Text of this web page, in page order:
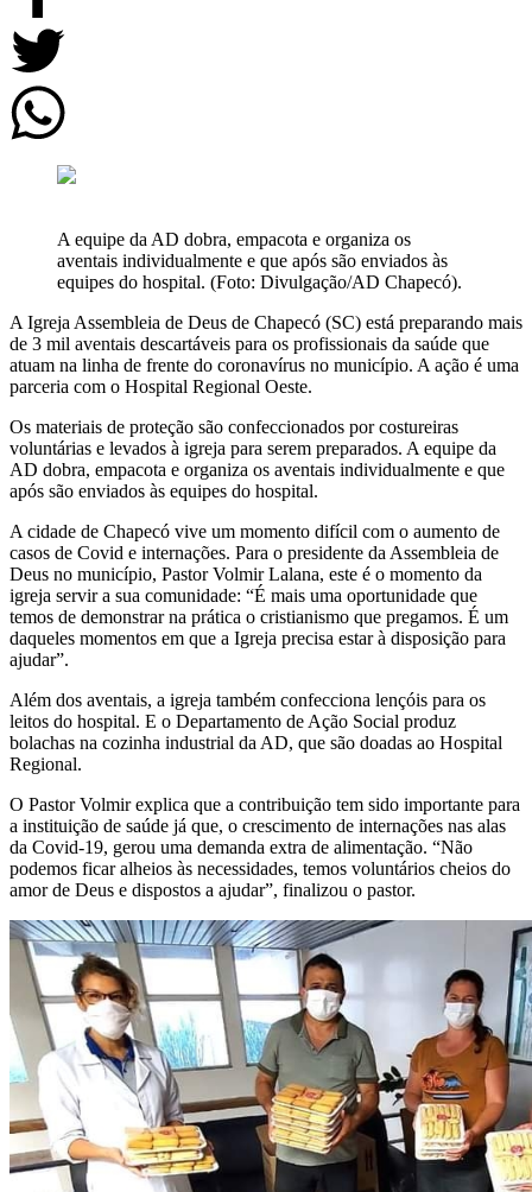
A equipe da AD dobra, empacota e organiza os
aventais individualmente e que após são enviados às
equipes do hospital. (Foto: Divulgação/AD Chapecó).
A Igreja Assembleia de Deus de Chapecó (SC) está preparando mais
de 3 mil aventais descartáveis para os profissionais da saúde que
atuam na linha de frente do coronavírus no município. A ação é uma
parceria com o Hospital Regional Oeste.
Os materiais de proteção são confeccionados por costureiras
voluntárias e levados à igreja para serem preparados. A equipe da
AD dobra, empacota e organiza os aventais individualmente e que
após são enviados às equipes do hospital.
A cidade de Chapecó vive um momento difícil com o aumento de
casos de Covid e internações. Para o presidente da Assembleia de
Deus no município, Pastor Volmir Lalana, este é o momento da
igreja servir a sua comunidade: “É mais uma oportunidade que
temos de demonstrar na prática o cristianismo que pregamos. É um
daqueles momentos em que a Igreja precisa estar à disposição para
ajudar”.
Além dos aventais, a igreja também confecciona lençóis para os
leitos do hospital. E o Departamento de Ação Social produz
bolachas na cozinha industrial da AD, que são doadas ao Hospital
Regional.
O Pastor Volmir explica que a contribuição tem sido importante para
a instituição de saúde já que, o crescimento de internações nas alas
da Covid-19, gerou uma demanda extra de alimentação. “Não
podemos ficar alheios às necessidades, temos voluntários cheios do
amor de Deus e dispostos a ajudar”, finalizou o pastor.